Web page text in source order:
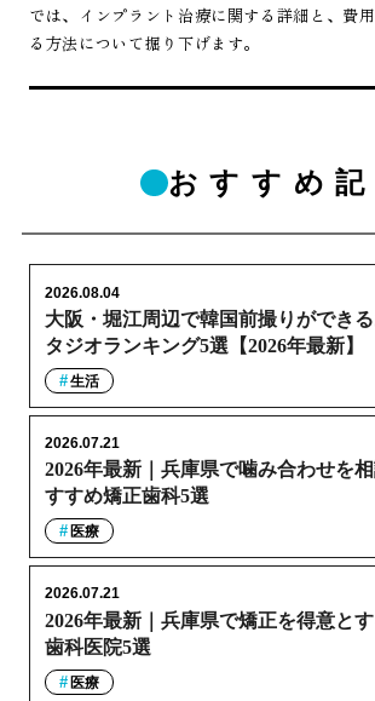
では、インプラント治療に関する詳細と、費
る方法について掘り下げます。
おすすめ記
大阪・堀江周辺で韓国前撮りができ
タジオランキング5選【2026年最新】
2026.08.04
生活
2026年最新｜兵庫県で噛み合わせを
すすめ矯正歯科5選
2026.07.21
医療
2026年最新｜兵庫県で矯正を得意と
歯科医院5選
2026.07.21
医療